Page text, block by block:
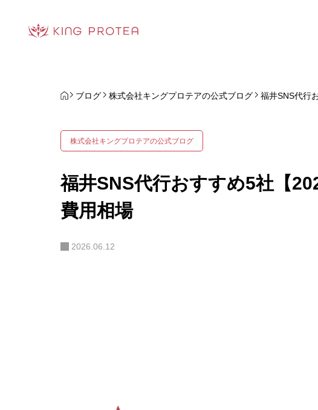
ブログ 株式会社キングプロテアの公式ブログ 福井SNS代行
株式会社キングプロテアの公式ブログ
福井SNS代行おすすめ5社【
費用相場
2026.06.12